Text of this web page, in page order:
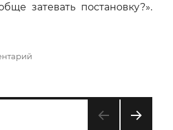
затевать постановку?».